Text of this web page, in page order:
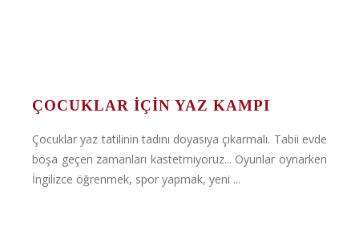
ÇOCUKLAR İÇIN YAZ KAMPI
Çocuklar yaz tatilinin tadını doyasıya çıkarmalı. Tabii evde
boşa geçen zamanları kastetmiyoruz... Oyunlar oynarken
İngilizce öğrenmek, spor yapmak, yeni ...